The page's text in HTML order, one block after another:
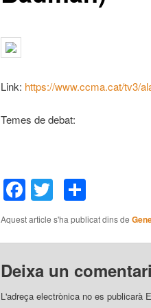
Link: https://www.ccma.cat/tv3/
Temes de debat:
Facebook
Twitter
Aquest article s'ha publicat dins de
Deixa un comentari
L'adreça electrònica no es publicarà